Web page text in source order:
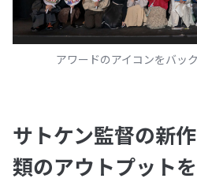
アワードのアイコンをバッ
サトケン監督の新
類のアウトプット